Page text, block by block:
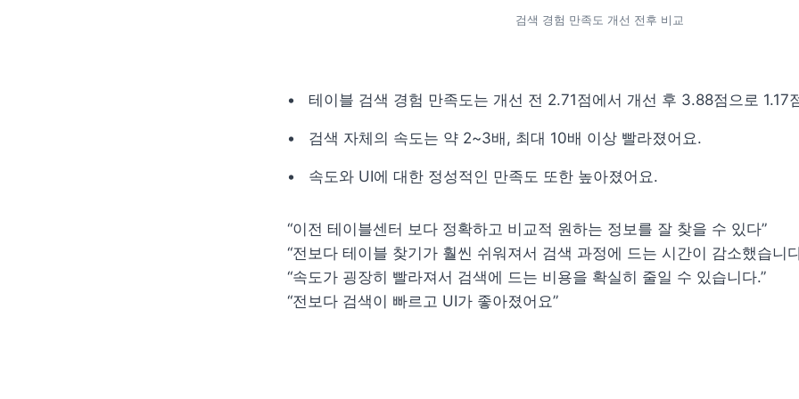
검색 경험 만족도 개선 전후 비교
테이블 검색 경험 만족도는 개선 전 2.71점에서 개선 후 3.88점으로 1.17
검색 자체의 속도는 약 2~3배, 최대 10배 이상 빨라졌어요.
속도와 UI에 대한 정성적인 만족도 또한 높아졌어요.
“이전 테이블센터 보다 정확하고 비교적 원하는 정보를 잘 찾을 수 있다”
“전보다 테이블 찾기가 훨씬 쉬워져서 검색 과정에 드는 시간이 감소했습니
“속도가 굉장히 빨라져서 검색에 드는 비용을 확실히 줄일 수 있습니다.”
“전보다 검색이 빠르고 UI가 좋아졌어요”